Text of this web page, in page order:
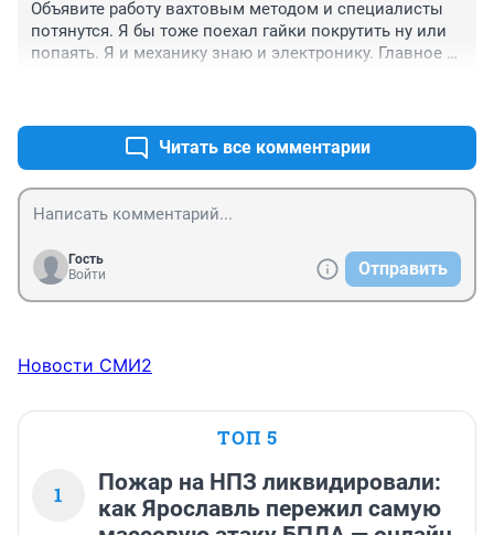
Объявите работу вахтовым методом и специалисты
потянутся. Я бы тоже поехал гайки покрутить ну или
попаять. Я и механику знаю и электронику. Главное
Читать все комментарии
Гость
Войти
Отправить
Новости СМИ2
ТОП 5
1
Пожар на НПЗ ликвидировали:
как Ярославль пережил самую